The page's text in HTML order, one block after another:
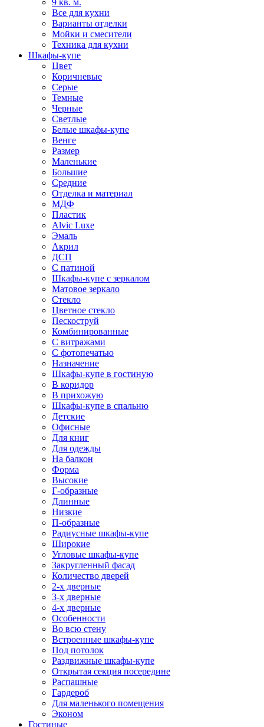
9 кв. м.
Все для кухни
Варианты отделки
Мойки и смесители
Техника для кухни
Шкафы-купе
Цвет
Коричневые
Серые
Темные
Черные
Светлые
Белые шкафы-купе
Венге
Размер
Маленькие
Большие
Средние
Отделка и материал
МДФ
Пластик
Alvic Luxe
Эмаль
Акрил
ДСП
С патиной
Шкафы-купе с зеркалом
Матовое зеркало
Стекло
Цветное стекло
Пескоструй
Комбинированные
С витражами
С фотопечатью
Назначение
Шкафы-купе в гостиную
В коридор
В прихожую
Шкафы-купе в спальню
Детские
Офисные
Для книг
Для одежды
На балкон
Форма
Высокие
Г-образные
Длинные
Низкие
П-образные
Радиусные шкафы-купе
Широкие
Угловые шкафы-купе
Закругленный фасад
Количество дверей
2-х дверные
3-х дверные
4-х дверные
Особенности
Во всю стену
Встроенные шкафы-купе
Под потолок
Раздвижные шкафы-купе
Открытая секция посередине
Распашные
Гардероб
Для маленького помещения
Эконом
Гостиные